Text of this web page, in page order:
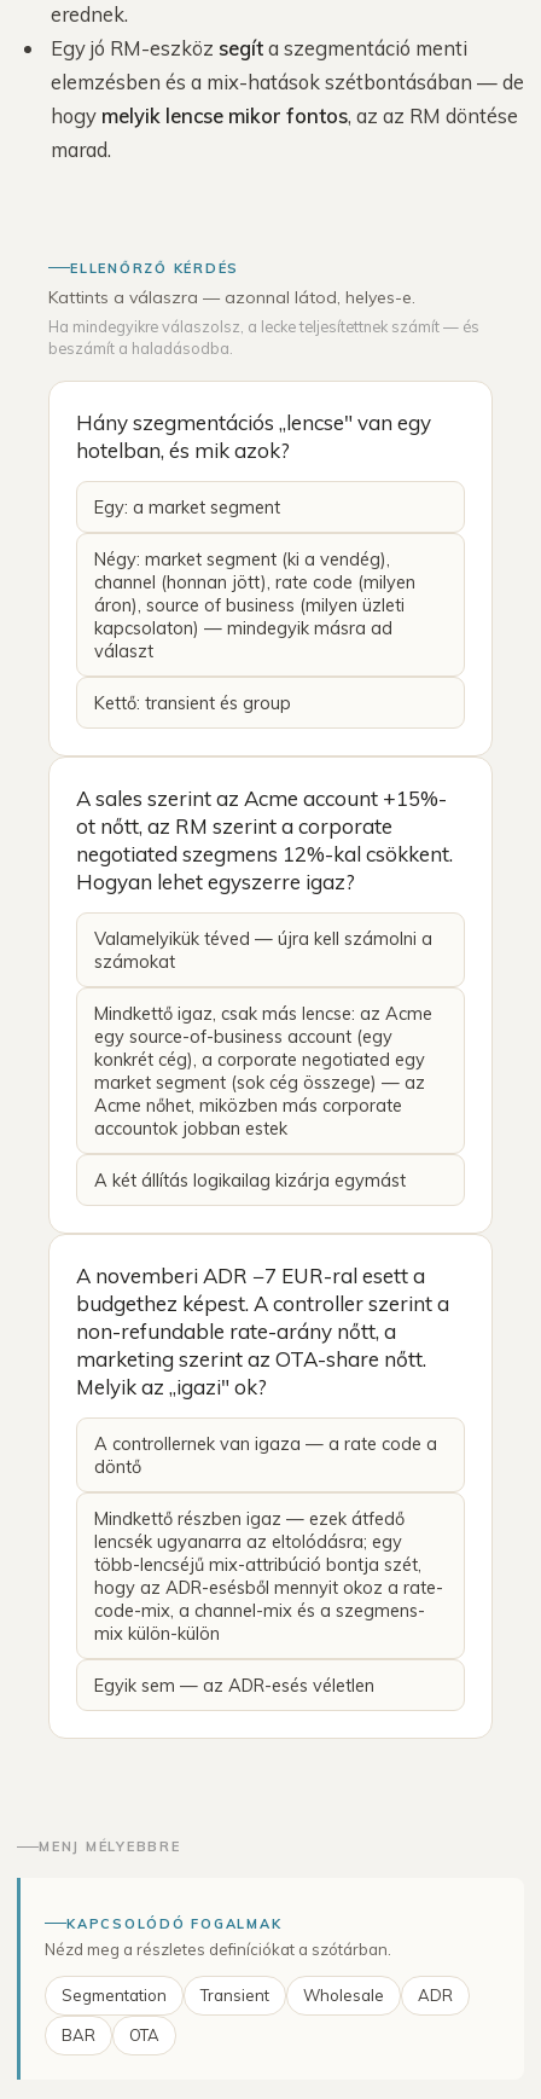
erednek.
Egy jó RM-eszköz segíta szegmentáció menti
elemzésben és a mix-hatások szétbontásában — de
hogy melyik lencse mikor fontos, az az RM döntése
marad.
ELLENŐRZŐ KÉRDÉS
Kattints a válaszra — azonnal látod, helyes-e.
Ha mindegyikre válaszolsz, a lecke teljesítettnek számít — és
beszámít a haladásodba.
Hány szegmentációs „lencse" van egy
hotelban, és mik azok?
Egy: a market segment
Négy: market segment (ki a vendég),
channel (honnan jött), rate code (milyen
áron), source of business (milyen üzleti
kapcsolaton) — mindegyik másra ad
választ
Kettő: transient és group
A sales szerint az Acme account +15%-
ot nőtt, az RM szerint a corporate
negotiated szegmens 12%-kal csökkent.
Hogyan lehet egyszerre igaz?
Valamelyikük téved — újra kell számolni a
számokat
Mindkettő igaz, csak más lencse: az Acme
egy source-of-business account (egy
konkrét cég), a corporate negotiated egy
market segment (sok cég összege) — az
Acme nőhet, miközben más corporate
accountok jobban estek
A két állítás logikailag kizárja egymást
A novemberi ADR −7 EUR-ral esett a
budgethez képest. A controller szerint a
non-refundable rate-arány nőtt, a
marketing szerint az OTA-share nőtt.
Melyik az „igazi" ok?
A controllernek van igaza — a rate code a
döntő
Mindkettő részben igaz — ezek átfedő
lencsék ugyanarra az eltolódásra; egy
több-lencséjű mix-attribúció bontja szét,
hogy az ADR-esésből mennyit okoz a rate-
code-mix, a channel-mix és a szegmens-
mix külön-külön
Egyik sem — az ADR-esés véletlen
MENJ MÉLYEBBRE
KAPCSOLÓDÓ FOGALMAK
Nézd meg a részletes definíciókat a szótárban.
Segmentation Transient Wholesale ADR
BAR OTA